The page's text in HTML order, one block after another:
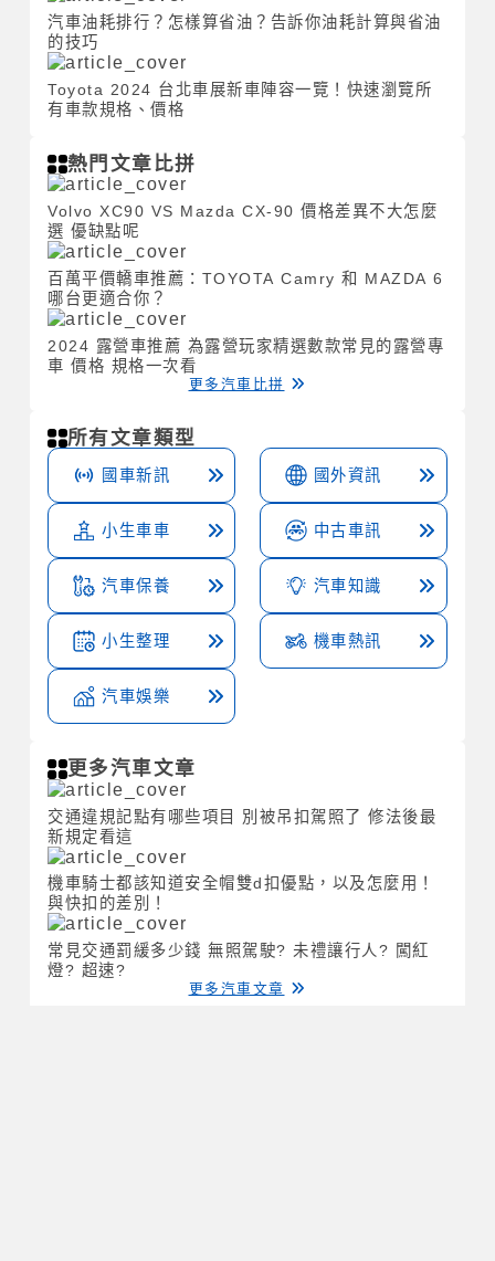
汽車油耗排行？怎樣算省油？告訴你油耗計算與省油
的技巧
Toyota 2024 台北車展新車陣容一覽！快速瀏覽所
有車款規格、價格
熱門文章比拼
Volvo XC90 VS Mazda CX-90 價格差異不大怎麼
選 優缺點呢
百萬平價轎車推薦：TOYOTA Camry 和 MAZDA 6
哪台更適合你？
2024 露營車推薦 為露營玩家精選數款常見的露營專
車 價格 規格一次看
更多汽車比拼
所有文章類型
國車新訊 國外資訊
小生車車 中古車訊
汽車保養 汽車知識
小生整理 機車熱訊
汽車娛樂
更多汽車文章
交通違規記點有哪些項目 別被吊扣駕照了 修法後最
新規定看這
機車騎士都該知道安全帽雙d扣優點，以及怎麼用！
與快扣的差別！
常見交通罰緩多少錢 無照駕駛? 未禮讓行人? 闖紅
燈? 超速?
更多汽車文章